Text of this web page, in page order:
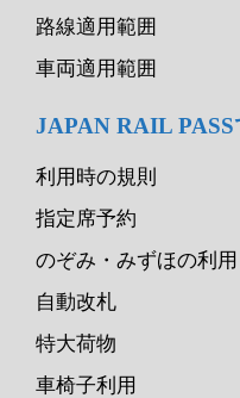
路線適用範囲
車両適用範囲
JAPAN RAIL PASS
利用時の規則
指定席予約
のぞみ・みずほの利用
自動改札
特大荷物
車椅子利用